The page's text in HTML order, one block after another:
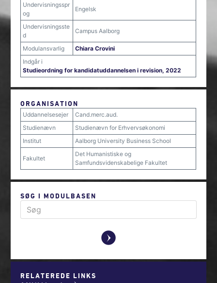
Undervisningsspr
og
Engelsk
Undervisningsste
d
Campus Aalborg
Modulansvarlig
Chiara Crovini
Indgår i
Studieordning for kandidatuddannelsen i revision, 2022
ORGANISATION
Uddannelsesejer
Cand.merc.aud.
Studienævn
Studienævn for Erhvervsøkonomi
Institut
Aalborg University Business School
Fakultet
Det Humanistiske og
Samfundsvidenskabelige Fakultet
SØG I MODULBASEN
y
RELATEREDE LINKS